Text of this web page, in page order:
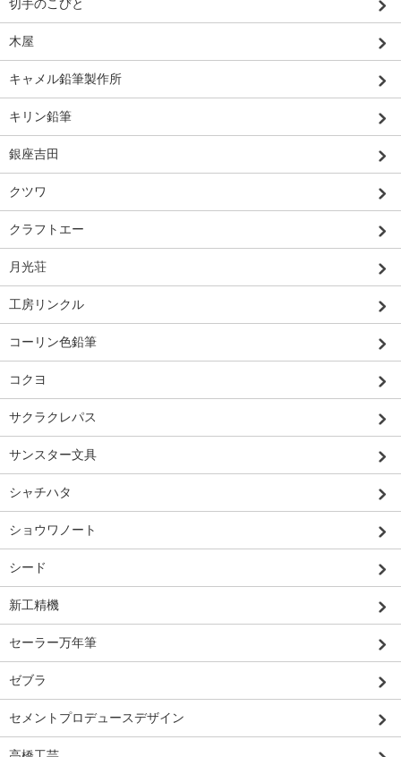
切手のこびと
木屋
キャメル鉛筆製作所
キリン鉛筆
銀座吉田
クツワ
クラフトエー
月光荘
工房リンクル
コーリン色鉛筆
コクヨ
サクラクレパス
サンスター文具
シャチハタ
ショウワノート
シード
新工精機
セーラー万年筆
ゼブラ
セメントプロデュースデザイン